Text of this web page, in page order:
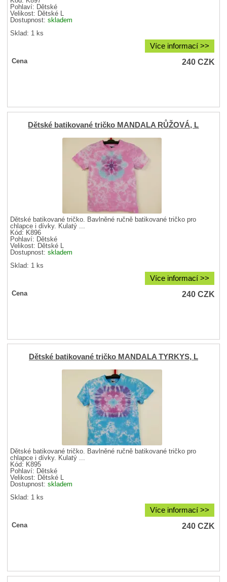
Pohlaví: Dětské
Velikost: Dětské L
Dostupnost:skladem
Sklad: 1 ks
Více informací >>
Cena 240CZK
Dětské batikované tričko MANDALA RŮŽOVÁ, L
Dětské batikované tričko. Bavlněné ručně batikované tričko pro
chlapce i dívky. Kulatý ...
Kód: K896
Pohlaví: Dětské
Velikost: Dětské L
Dostupnost:skladem
Sklad: 1 ks
Více informací >>
Cena 240CZK
Dětské batikované tričko MANDALA TYRKYS, L
Dětské batikované tričko. Bavlněné ručně batikované tričko pro
chlapce i dívky. Kulatý ...
Kód: K895
Pohlaví: Dětské
Velikost: Dětské L
Dostupnost:skladem
Sklad: 1 ks
Více informací >>
Cena 240CZK